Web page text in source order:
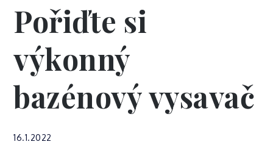
Pořiďte si
výkonný
bazénový vysavač
16.1.2022